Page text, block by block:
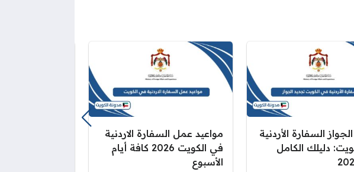
السفارة الأردنية
دليلك الكامل
مواعيد عمل السفارة الاردنية
في الكويت 2026 كافة أيام
الأسبوع